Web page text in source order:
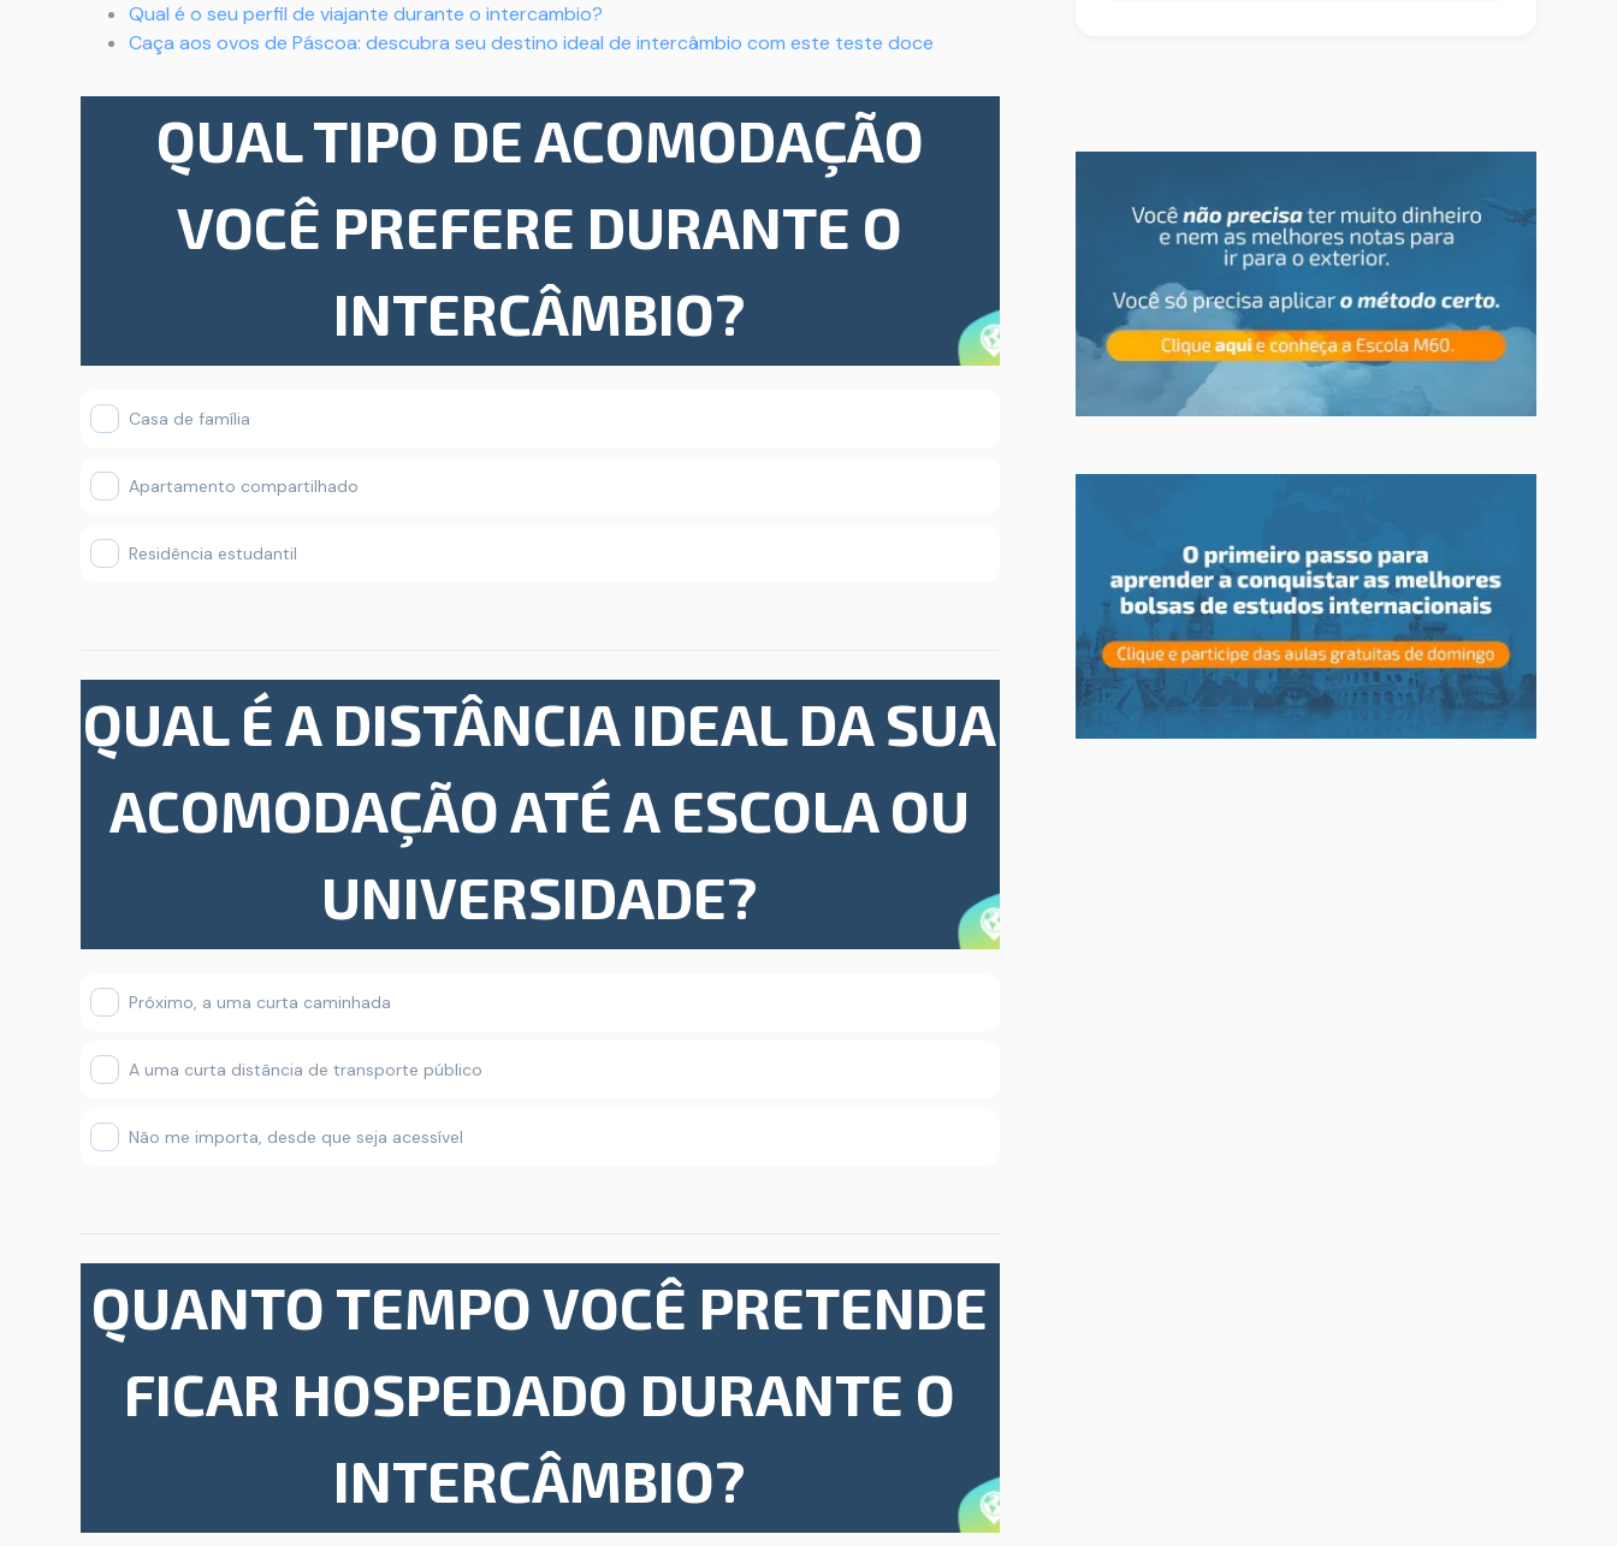
Qual é o seu perfil de viajante durante o intercambio?
Caça aos ovos de Páscoa: descubra seu destino ideal de intercâmbio com este teste doce
QUAL TIPO DE ACOMODAÇÃO
VOCÊ PREFERE DURANTE O
INTERCÂMBIO?
Casa de família
Apartamento compartilhado
Residência estudantil
QUAL É A DISTÂNCIA IDEAL DA SUA
ACOMODAÇÃO ATÉ A ESCOLA OU
UNIVERSIDADE?
Próximo, a uma curta caminhada
A uma curta distância de transporte público
Não me importa, desde que seja acessível
QUANTO TEMPO VOCÊ PRETENDE
FICAR HOSPEDADO DURANTE O
INTERCÂMBIO?